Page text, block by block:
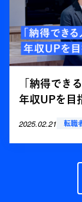
「納得でき
年収UPを目
2025.02.21 転職